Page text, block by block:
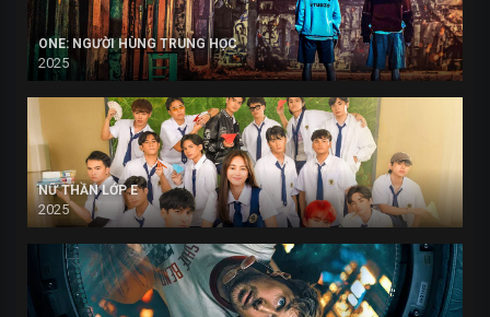
ONE: NGƯỜI HÙNG TRUNG HỌC
2025
NỮ THẦN LỚP E
2025